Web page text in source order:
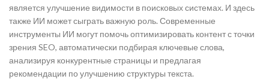
является улучшение видимости в поисковых системах. И здесь
также ИИ может сыграть важную роль. Современные
инструменты ИИ могут помочь оптимизировать контент с точки
зрения SEO, автоматически подбирая ключевые слова,
анализируя конкурентные страницы и предлагая
рекомендации по улучшению структуры текста.